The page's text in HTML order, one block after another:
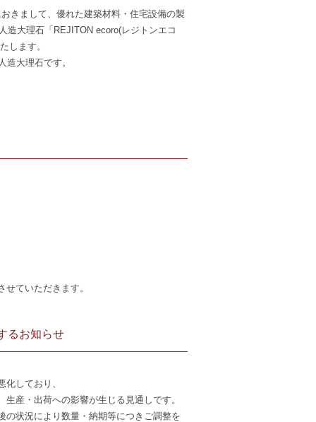
きまして、優れた建築材料・住宅設備の製
造大理石「REJITON ecoro(レジトンエコ
します。
大理石です。
ていただきます。
るお知らせ
しており、
産・出荷への影響が生じる見通しです。
の状況により数量・納期等につきご調整を